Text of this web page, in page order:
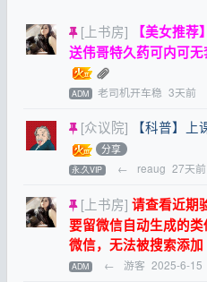
[上书房]
【美女推
送伟哥特久药可内可
ADM 老司机开车稳 3天前
[众议院] 【科普】
分享
永.久VIP ← reaug 27天前
[上书房] 请查看近期
要留微信自动生成的
微信，无法被搜索添加
ADM ← 游客 2025-6-15